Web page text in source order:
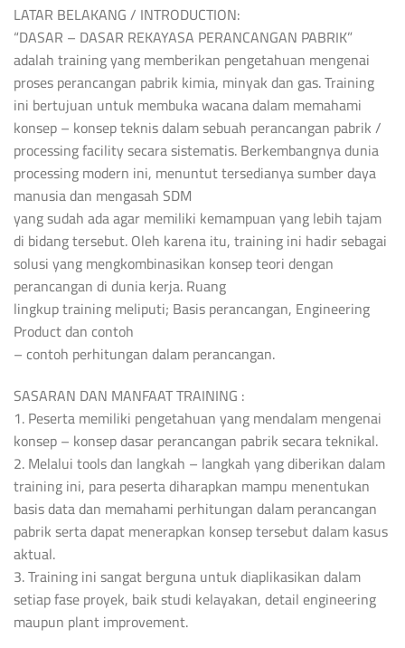
LATAR BELAKANG / INTRODUCTION:
“DASAR – DASAR REKAYASA PERANCANGAN PABRIK”
adalah training yang memberikan pengetahuan mengenai
proses perancangan pabrik kimia, minyak dan gas. Training
ini bertujuan untuk membuka wacana dalam memahami
konsep – konsep teknis dalam sebuah perancangan pabrik /
processing facility secara sistematis. Berkembangnya dunia
processing modern ini, menuntut tersedianya sumber daya
manusia dan mengasah SDM
yang sudah ada agar memiliki kemampuan yang lebih tajam
di bidang tersebut. Oleh karena itu, training ini hadir sebagai
solusi yang mengkombinasikan konsep teori dengan
perancangan di dunia kerja. Ruang
lingkup training meliputi; Basis perancangan, Engineering
Product dan contoh
– contoh perhitungan dalam perancangan.
SASARAN DAN MANFAAT TRAINING :
1. Peserta memiliki pengetahuan yang mendalam mengenai
konsep – konsep dasar perancangan pabrik secara teknikal.
2. Melalui tools dan langkah – langkah yang diberikan dalam
training ini, para peserta diharapkan mampu menentukan
basis data dan memahami perhitungan dalam perancangan
pabrik serta dapat menerapkan konsep tersebut dalam kasus
aktual.
3. Training ini sangat berguna untuk diaplikasikan dalam
setiap fase proyek, baik studi kelayakan, detail engineering
maupun plant improvement.